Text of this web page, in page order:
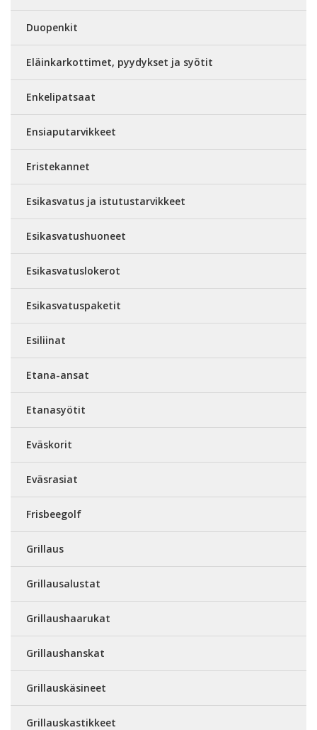
Duopenkit
Eläinkarkottimet, pyydykset ja syötit
Enkelipatsaat
Ensiaputarvikkeet
Eristekannet
Esikasvatus ja istutustarvikkeet
Esikasvatushuoneet
Esikasvatuslokerot
Esikasvatuspaketit
Esiliinat
Etana-ansat
Etanasyötit
Eväskorit
Eväsrasiat
Frisbeegolf
Grillaus
Grillausalustat
Grillaushaarukat
Grillaushanskat
Grillauskäsineet
Grillauskastikkeet